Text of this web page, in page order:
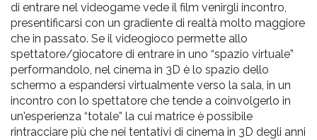
di entrare nel videogame vede il film venirgli incontro,
presentificarsi con un gradiente di realtà molto maggiore
che in passato. Se il videogioco permette allo
spettatore/giocatore di entrare in uno “spazio virtuale”
performandolo, nel cinema in 3D è lo spazio dello
schermo a espandersi virtualmente verso la sala, in un
incontro con lo spettatore che tende a coinvolgerlo in
un'esperienza “totale” la cui matrice è possibile
rintracciare più che nei tentativi di cinema in 3D degli anni